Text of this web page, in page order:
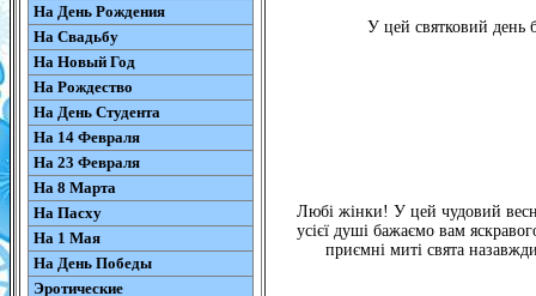
На День Рождения
На Свадьбу
На Новый Год
На Рождество
На День Студента
На 14 Февраля
На 23 Февраля
На 8 Марта
На Пасху
На 1 Мая
На День Победы
Эротические
У цей святковий день
Любі жінки! У цей чудовий
усієї душі бажаємо вам
приємні миті свята